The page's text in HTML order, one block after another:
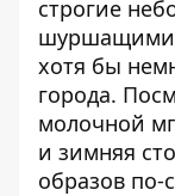
строгие
шуршащими
хотя бы
города.
молочной
и зимняя
образов по-